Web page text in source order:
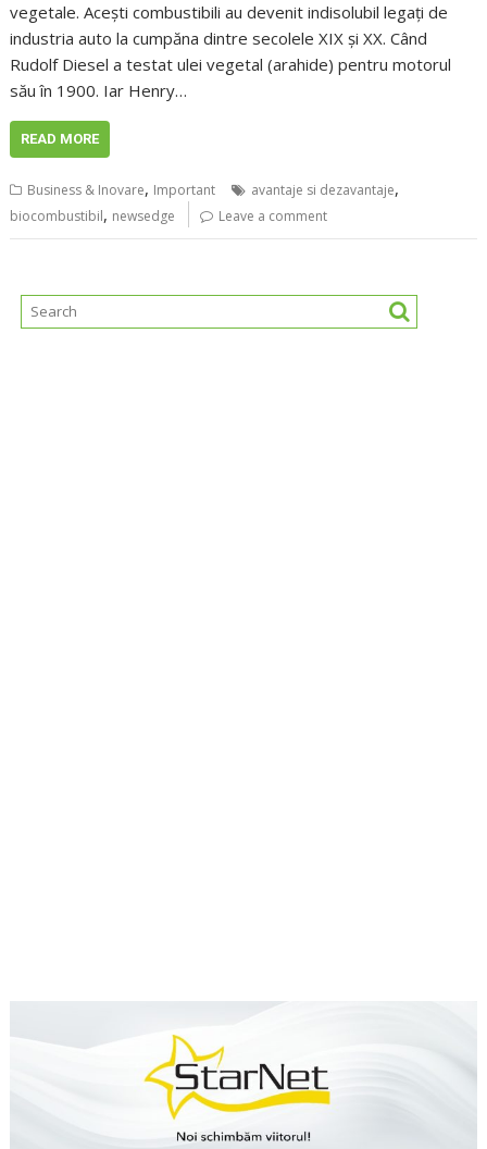
vegetale. Acești combustibili au devenit indisolubil legați de
industria auto la cumpăna dintre secolele XIX și XX. Când
Rudolf Diesel a testat ulei vegetal (arahide) pentru motorul
său în 1900. Iar Henry…
READ MORE
Business & Inovare, Important avantaje si dezavantaje,
biocombustibil, newsedge Leave a comment